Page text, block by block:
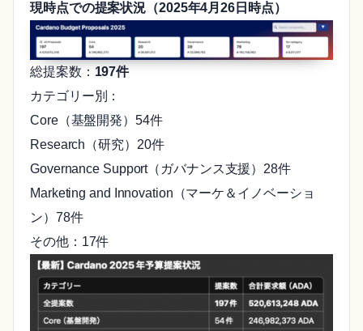
現時点での提案状況（2025年4月26日時点）
総提案数： 197件
カテゴリー別：
Core（基盤開発）54件
Research（研究）20件
Governance Support（ガバナンス支援）28件
Marketing and Innovation（マーケ＆イノベーショ
ン）78件
その他：17件